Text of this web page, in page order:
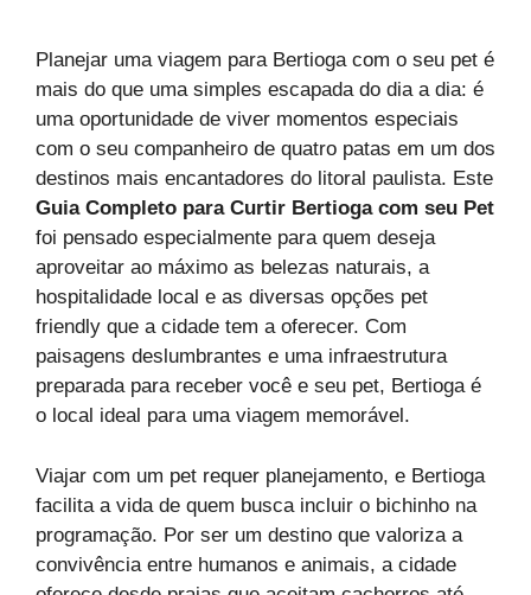
Planejar uma viagem para Bertioga com o seu pet é
mais do que uma simples escapada do dia a dia: é
uma oportunidade de viver momentos especiais
com o seu companheiro de quatro patas em um dos
destinos mais encantadores do litoral paulista. Este
Guia Completo para Curtir Bertioga com seu Pet
foi pensado especialmente para quem deseja
aproveitar ao máximo as belezas naturais, a
hospitalidade local e as diversas opções pet
friendly que a cidade tem a oferecer. Com
paisagens deslumbrantes e uma infraestrutura
preparada para receber você e seu pet, Bertioga é
o local ideal para uma viagem memorável.
Viajar com um pet requer planejamento, e Bertioga
facilita a vida de quem busca incluir o bichinho na
programação. Por ser um destino que valoriza a
convivência entre humanos e animais, a cidade